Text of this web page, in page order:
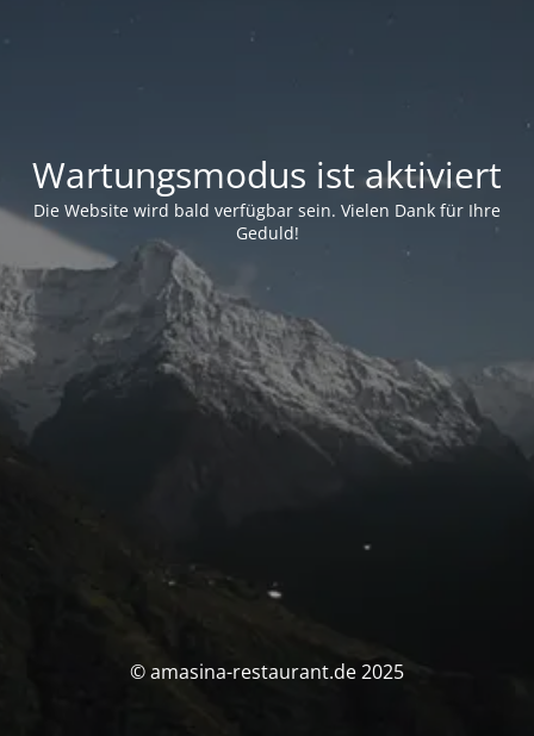
Wartungsmodus ist aktiviert
Die Website wird bald verfügbar sein. Vielen Dank für Ihre
Geduld!
© amasina-restaurant.de 2025